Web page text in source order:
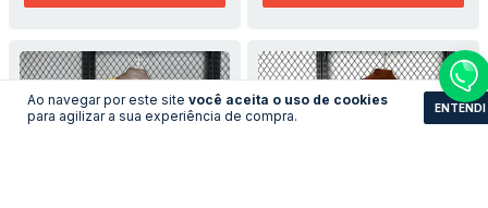
Ao navegar por este site você aceita o uso de cookies
para agilizar a sua experiência de compra.
ENTENDI